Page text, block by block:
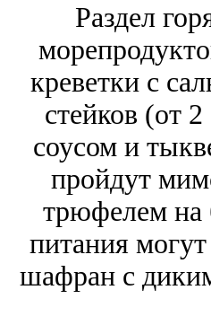
Раздел
креветки с
стейков (от
соусом и
пройдут
трюфелем на
питания
шафран с